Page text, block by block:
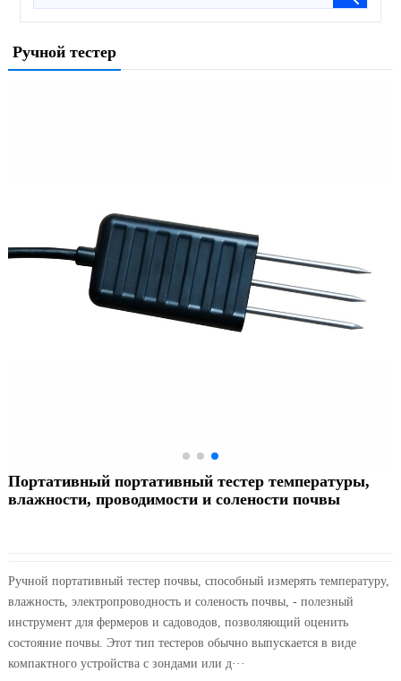
Ручной тестер
Портативный портативный тестер температуры,
влажности, проводимости и солености почвы
Ручной портативный тестер почвы, способный измерять температуру,
влажность, электропроводность и соленость почвы, - полезный
инструмент для фермеров и садоводов, позволяющий оценить
состояние почвы. Этот тип тестеров обычно выпускается в виде
компактного устройства с зондами или д···